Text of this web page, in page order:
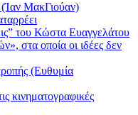
(Ίαν ΜακΓιούαν)
του Κώστα Ευαγγελάτου
στα οποία οι ιδέες δεν
(Ευθυμία
κινηματογραφικές